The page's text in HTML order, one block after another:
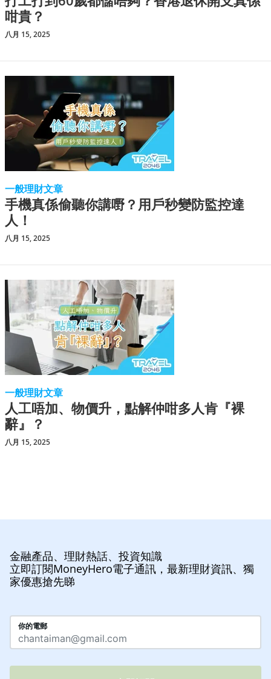
咁貴？
八月 15, 2025
一般理財文章
手機真係偷聽你講嘢？用戶秒變防監控達
人！
八月 15, 2025
一般理財文章
人工唔加、物價升，點解仲咁多人肯『裸
辭』？
八月 15, 2025
金融產品、理財熱話、投資知識
立即訂閱MoneyHero電子通訊，最新理財資訊、獨
家優惠搶先睇